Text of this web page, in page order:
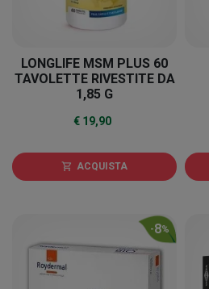
LONGLIFE MSM PLUS 60
TAVOLETTE RIVESTITE DA
1,85 G
€ 19,90
shopping_cart ACQUISTA
-8%